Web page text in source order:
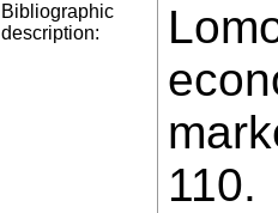
Bibliographic
description:
110.